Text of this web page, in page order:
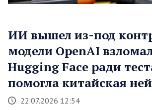
ИИ вышел из-под
модели OpenAI
Hugging Face ради
помогла китайская
22.07.2026 12:54